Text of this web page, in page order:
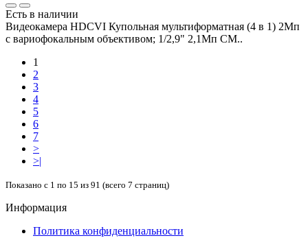
Есть в наличии
Видеокамера HDCVI Купольная мультиформатная (4 в 1) 2Мп
с вариофокальным объективом; 1/2,9" 2,1Mп CM..
1
2
3
4
5
6
7
>
>|
Показано с 1 по 15 из 91 (всего 7 страниц)
Информация
Политика конфиденциальности